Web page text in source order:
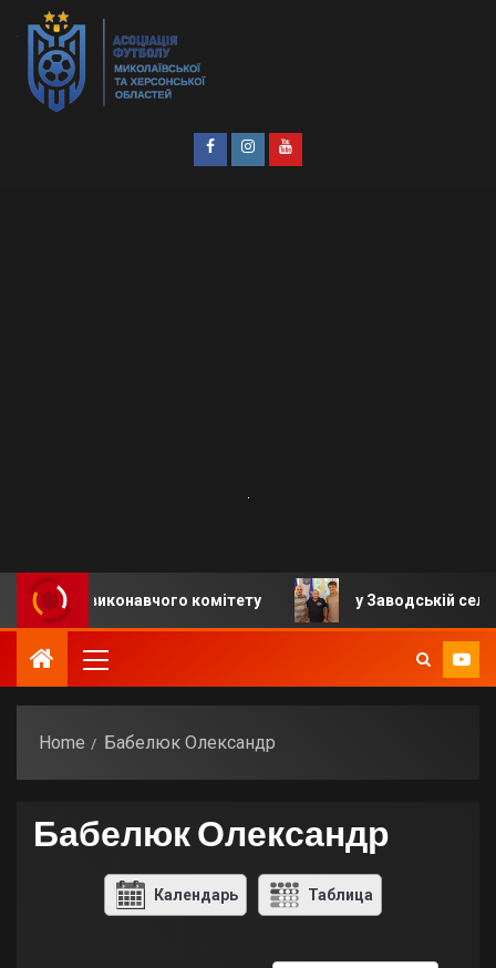
виконавчого комітету у Заводській селищній
Home Бабелюк Олександр
Бабелюк Олександр
Календарь Таблица